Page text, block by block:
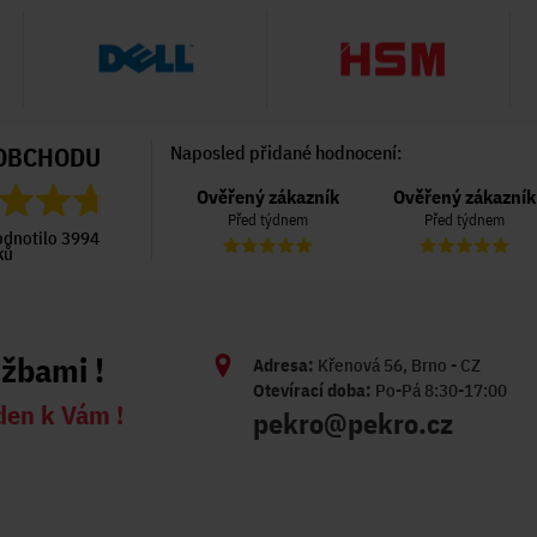
3994
Naposled přidané hodnocení:
Ověřený zákazník
Před týdnem
Ověřený zákazník
Před týdnem
Ověřený zákazník
Před týdnem
!
k Vám !
Adresa: Křenová 56, Brno - CZ
Otevírací doba: Po-Pá 8:30-17:00
pekro@pekro.cz